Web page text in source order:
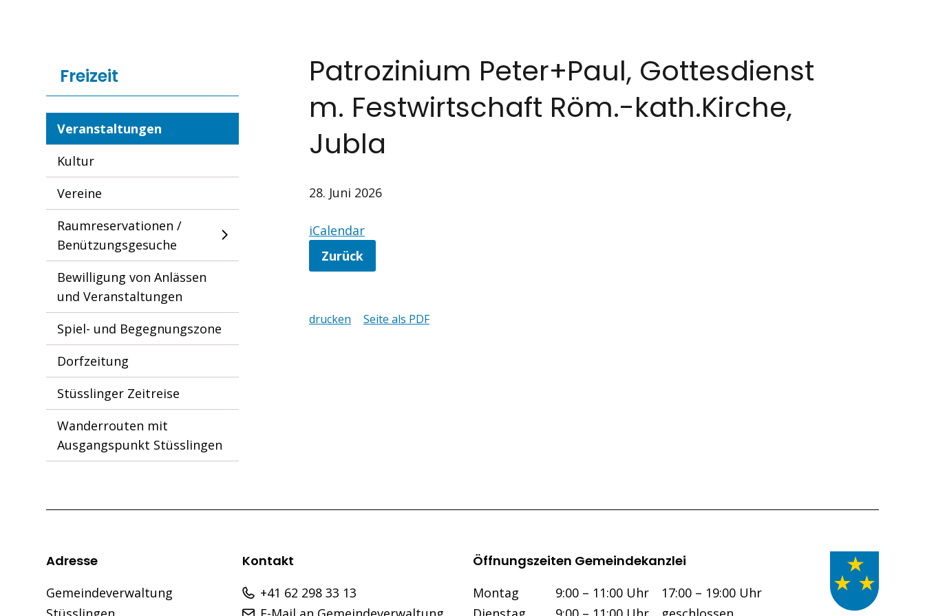
Freizeit
Veranstaltungen
Kultur
Vereine
Raumreservationen /
Benützungsgesuche
Bewilligung von Anlässen
und Veranstaltungen
Spiel- und Begegnungszone
Dorfzeitung
Stüsslinger Zeitreise
Wanderrouten mit
Ausgangspunkt Stüsslingen
Patrozinium Peter+Paul, Gottesdienst
m. Festwirtschaft Röm.-kath.Kirche,
Jubla
28. Juni 2026
iCalendar
Zurück
drucken Seite als PDF
Footer
Adresse
Gemeindeverwaltung
Kontakt
+41 62 298 33 13
Öffnungszeiten Gemeindekanzlei
Wochentag Vormittag Nachmittag
Montag 9:00 – 11:00 Uhr
17:00 – 19:00 Uhr